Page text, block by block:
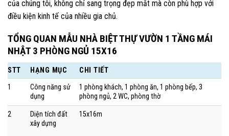
của chúng tôi, không chỉ sang trọng đẹp mắt mà còn phù hợp với
điều kiện kinh tế của nhiều gia chủ.
TỔNG QUAN MẪU NHÀ BIỆT THỰ VƯỜN 1 TẦNG MÁI
NHẬT 3 PHÒNG NGỦ 15X16
STT HẠNG MỤC
CHI TIẾT
1
Công năng sử
dụng
1 phòng khách, 1 phòng ăn, 1 phòng bếp, 3
phòng ngủ, 2 WC, phòng thờ
2
Diện tích đất
xây dựng
15x16m